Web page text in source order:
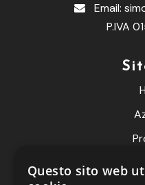
Email:
P.IVA
Questo sito web